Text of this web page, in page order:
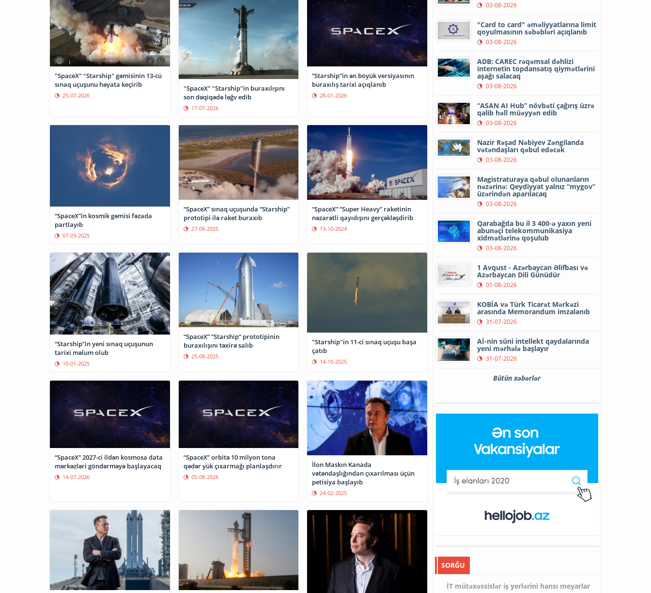
"SpaceX" "Starship" gəmisinin 13-cü
sınaq uçuşunu həyata keçirib
25-07-2026
"SpaceX" "Starship"in buraxılışını
son dəqiqədə ləğv edib
17-07-2026
“Starship”in ən böyük versiyasının
buraxılış tarixi açıqlanıb
28-01-2026
“SpaceX”in kosmik gəmisi fəzada
partlayıb
07-03-2025
“SpaceX” sınaq uçuşunda “Starship”
prototipi ilə raket buraxıb
27-08-2025
“SpaceX” “Super Heavy” raketinin
nəzarətli qayıdışını gerçəkləşdirib
13-10-2024
“Starship”in yeni sınaq uçuşunun
tarixi məlum olub
10-01-2025
“SpaceX” “Starship” prototipinin
buraxılışını təxirə salıb
25-08-2025
"Starship"in 11-ci sınaq uçuşu başa
çatıb
14-10-2025
“SpaceX” 2027-ci ildən kosmosa data
mərkəzləri göndərməyə başlayacaq
14-07-2026
“SpaceX” orbitə 10 milyon tona
qədər yük çıxarmağı planlaşdırır
05-08-2026
İlon Maskın Kanada
vətəndaşlığından çıxarılması üçün
petisiya başlayıb
24-02-2025
03-08-2026
"Card to card" əməliyyatlarına limit
qoyulmasının səbəbləri açıqlanıb
03-08-2026
ADB: CAREC rəqəmsal dəhlizi
internetin topdansatış qiymətlərini
aşağı salacaq
03-08-2026
“ASAN AI Hub” növbəti çağırış üzrə
qalib həll müəyyən edib
03-08-2026
Nazir Rəşad Nəbiyev Zəngilanda
vətəndaşları qəbul edəcək
03-08-2026
Magistraturaya qəbul olunanların
nəzərinə: Qeydiyyat yalnız “mygov”
üzərindən aparılacaq
03-08-2026
Qarabağda bu il 3 400-ə yaxın yeni
abunəçi telekommunikasiya
xidmətlərinə qoşulub
03-08-2026
1 Avqust - Azərbaycan Əlifbası və
Azərbaycan Dili Günüdür
01-08-2026
KOBİA və Türk Ticarət Mərkəzi
arasında Memorandum imzalanıb
31-07-2026
Aİ-nin süni intellekt qaydalarında
yeni mərhələ başlayır
31-07-2026
Bütün xəbərlər
SORĞU
İT mütəxəssislər iş yerlərini hansı meyarlar